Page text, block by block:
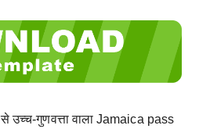
उच्च-गुणवत्ता वाला Jamaica pass